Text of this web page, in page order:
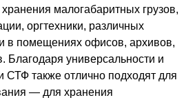
малогабаритных грузов,
оргтехники, различных
в помещениях офисов, архивов,
Благодаря универсальности и
СТФ также отлично подходят для
— для хранения